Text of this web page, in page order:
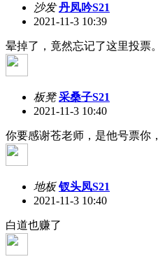
沙发 丹凤吟S21
2021-11-3 10:39
晕掉了，竟然忘记了这里投票。
板凳 采桑子S21
2021-11-3 10:40
你要感谢苍老师，是他号票你
地板 钗头凤S21
2021-11-3 10:40
白道也赚了